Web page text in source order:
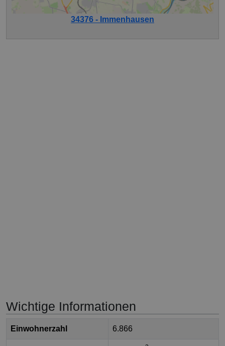
34376 - Immenhausen
Wichtige Informationen
Einwohnerzahl 6.866